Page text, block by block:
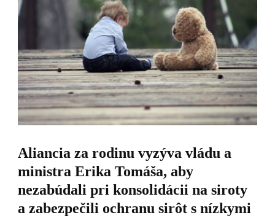
Aliancia za rodinu vyzýva vládu a
ministra Erika Tomáša, aby
nezabúdali pri konsolidácii na siroty
a zabezpečili ochranu sirôt s nízkymi